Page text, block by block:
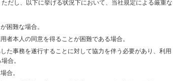
だし、以下に挙げる状況下において、当社規定による厳重な
困難な場合。
者本人の同意を得ることが困難である場合。
た事務を遂行することに対して協力を伴う必要があり、利用
合。
合。